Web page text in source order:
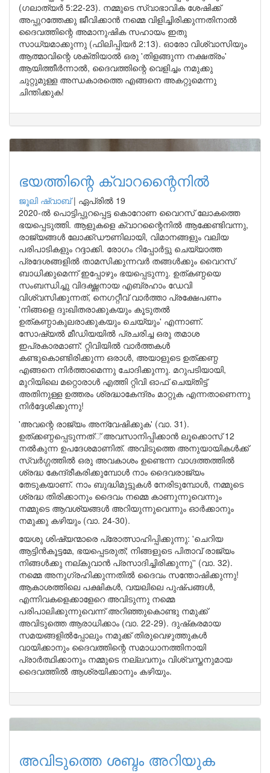
(ഗലാത്യര്‍ 5:22-23). നമ്മുടെ സ്വാഭാവിക ശേഷിക്ക്
അപ്പുറത്തേക്കു ജീവിക്കാന്‍ നമ്മെ വിളിച്ചിരിക്കുന്നതിനാല്‍
ദൈവത്തിന്റെ അമാനുഷിക സഹായം ഇതു
സാധ്യമാക്കുന്നു (ഫിലിപ്പിയര്‍ 2:13). ഓരോ വിശ്വാസിയും
ആത്മാവിന്റെ ശക്തിയാല്‍ ഒരു 'തിളങ്ങുന്ന നക്ഷത്രം'
ആയിത്തീര്‍ന്നാല്‍, ദൈവത്തിന്റെ വെളിച്ചം നമുക്കു
ചുറ്റുമുള്ള അന്ധകാരത്തെ എങ്ങനെ അകറ്റുമെന്നു
ചിന്തിക്കുക!
ഭയത്തിന്റെ ക്വാറന്റൈനില്‍
ജൂലി ഷ്വാബ്| ഏപ്രിൽ 19
2020-ല്‍ പൊട്ടിപ്പുറപ്പെട്ട കൊറോണ വൈറസ് ലോകത്തെ
ഭയപ്പെടുത്തി. ആളുകളെ ക്വാറന്റൈനില്‍ ആക്കേണ്ടിവന്നു,
രാജ്യങ്ങള്‍ ലോക്ക്ഡൗണിലായി, വിമാനങ്ങളും വലിയ
പരിപാടികളും റദ്ദാക്കി. രോഗം റിപ്പോര്‍ട്ടു ചെയ്യാത്ത
പ്രദേശങ്ങളില്‍ താമസിക്കുന്നവര്‍ തങ്ങള്‍ക്കും വൈറസ്
ബാധിക്കുമെന്ന് ഇപ്പോഴും ഭയപ്പെടുന്നു. ഉത്കണ്ഠയെ
സംബന്ധിച്ചു വിദഗ്ദ്ധനായ എബ്രഹാം ഡേവി
വിശ്വസിക്കുന്നത്, നെഗറ്റീവ് വാര്‍ത്താ പ്രക്ഷേപണം
'നിങ്ങളെ ദുഃഖിതരാക്കുകയും കൂടുതല്‍
ഉത്കണ്ഠാകുലരാക്കുകയും ചെയ്യും' എന്നാണ്.
സോഷ്യല്‍ മീഡിയയില്‍ പ്രചരിച്ച ഒരു തമാശ
ഇപ്രകാരമാണ്: റ്റിവിയില്‍ വാര്‍ത്തകള്‍
കണ്ടുകൊണ്ടിരിക്കുന്ന ഒരാള്‍, അയാളുടെ ഉത്ക്കണ്ഠ
എങ്ങനെ നിര്‍ത്താമെന്നു ചോദിക്കുന്നു. മറുപടിയായി,
മുറിയിലെ മറ്റൊരാള്‍ എത്തി റ്റിവി ഓഫ് ചെയ്തിട്ട്
അതിനുള്ള ഉത്തരം ശ്രദ്ധാകേന്ദ്രം മാറ്റുക എന്നതാണെന്നു
നിര്‍ദ്ദേശിക്കുന്നു!
'അവന്റെ രാജ്യം അന്വേഷിക്കുക' (വാ. 31).
ഉത്ക്കണ്ഠപ്പെടുന്നത്് അവസാനിപ്പിക്കാന്‍ ലൂക്കൊസ് 12
നല്‍കുന്ന ഉപദേശമാണിത്. അവിടുത്തെ അനുയായികള്‍ക്ക്
സ്വര്‍ഗ്ഗത്തില്‍ ഒരു അവകാശം ഉണ്ടെന്ന വാഗ്ദത്തത്തില്‍
ശ്രദ്ധ കേന്ദ്രീകരിക്കുമ്പോള്‍ നാം ദൈവരാജ്യം
തേടുകയാണ്. നാം ബുദ്ധിമുട്ടുകള്‍ നേരിടുമ്പോള്‍, നമ്മുടെ
ശ്രദ്ധ തിരിക്കാനും ദൈവം നമ്മെ കാണുന്നുവെന്നും
നമ്മുടെ ആവശ്യങ്ങള്‍ അറിയുന്നുവെന്നും ഓര്‍ക്കാനും
നമുക്കു കഴിയും (വാ. 24-30).
യേശു ശിഷ്യന്മാരെ പ്രോത്സാഹിപ്പിക്കുന്നു: 'ചെറിയ
ആട്ടിന്‍കൂട്ടമേ, ഭയപ്പെടരുത്; നിങ്ങളുടെ പിതാവ് രാജ്യം
നിങ്ങള്‍ക്കു നല്കുവാന്‍ പ്രസാദിച്ചിരിക്കുന്നു'' (വാ. 32).
നമ്മെ അനുഗ്രഹിക്കുന്നതില്‍ ദൈവം സന്തോഷിക്കുന്നു!
ആകാശത്തിലെ പക്ഷികള്‍, വയലിലെ പുഷ്പങ്ങള്‍,
എന്നിവകളെക്കാളേറെ അവിടുന്നു നമ്മെ
പരിപാലിക്കുന്നുവെന്ന് അറിഞ്ഞുകൊണ്ടു നമുക്ക്
അവിടുത്തെ ആരാധിക്കാം (വാ. 22-29). ദുഷ്‌കരമായ
സമയങ്ങളില്‍പ്പോലും നമുക്ക് തിരുവെഴുത്തുകള്‍
വായിക്കാനും ദൈവത്തിന്റെ സമാധാനത്തിനായി
പ്രാര്‍ത്ഥിക്കാനും നമ്മുടെ നല്ലവനും വിശ്വസ്തനുമായ
ദൈവത്തില്‍ ആശ്രയിക്കാനും കഴിയും.
അവിടുത്തെ ശബ്ദം അറിയുക